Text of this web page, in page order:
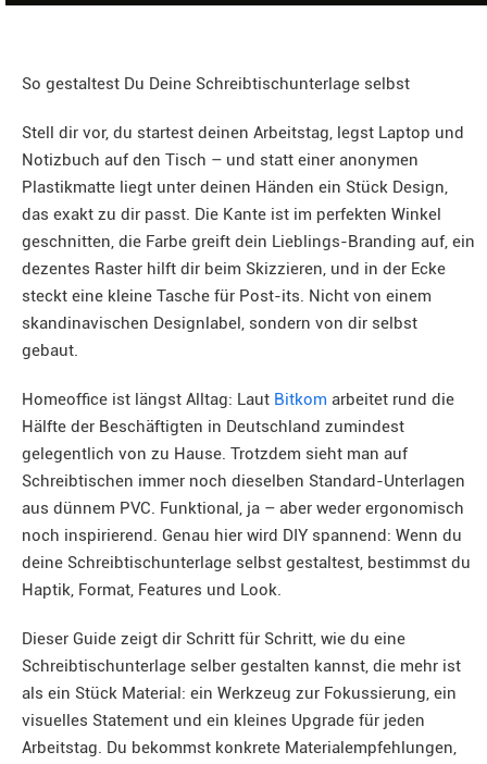
So gestaltest Du Deine Schreibtischunterlage selbst
Stell dir vor, du startest deinen Arbeitstag, legst Laptop und
Notizbuch auf den Tisch – und statt einer anonymen
Plastikmatte liegt unter deinen Händen ein Stück Design,
das exakt zu dir passt. Die Kante ist im perfekten Winkel
geschnitten, die Farbe greift dein Lieblings-Branding auf, ein
dezentes Raster hilft dir beim Skizzieren, und in der Ecke
steckt eine kleine Tasche für Post-its. Nicht von einem
skandinavischen Designlabel, sondern von dir selbst
gebaut.
Homeoffice ist längst Alltag: Laut Bitkom arbeitet rund die
Hälfte der Beschäftigten in Deutschland zumindest
gelegentlich von zu Hause. Trotzdem sieht man auf
Schreibtischen immer noch dieselben Standard-Unterlagen
aus dünnem PVC. Funktional, ja – aber weder ergonomisch
noch inspirierend. Genau hier wird DIY spannend: Wenn du
deine Schreibtischunterlage selbst gestaltest, bestimmst du
Haptik, Format, Features und Look.
Dieser Guide zeigt dir Schritt für Schritt, wie du eine
Schreibtischunterlage selber gestalten kannst, die mehr ist
als ein Stück Material: ein Werkzeug zur Fokussierung, ein
visuelles Statement und ein kleines Upgrade für jeden
Arbeitstag. Du bekommst konkrete Materialempfehlungen,